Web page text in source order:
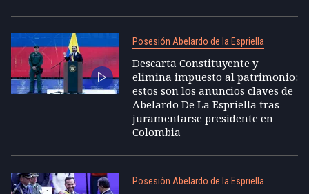
Posesión Abelardo de la Espriella
Descarta Constituyente y
elimina impuesto al patrimonio:
estos son los anuncios claves de
Abelardo De La Espriella tras
juramentarse presidente en
Colombia
Posesión Abelardo de la Espriella